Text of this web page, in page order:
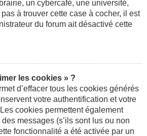
un cybercafé, une université,
à trouver cette case à cocher, il est
du forum ait désactivé cette
les cookies » ?
d’effacer tous les cookies générés
votre authentification et votre
cookies permettent également
messages (s’ils sont lus ou non
fonctionnalité a été activée par un